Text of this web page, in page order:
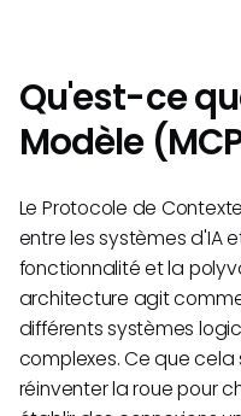
Qu'est-ce
Modèle
Le Protocole de
entre les systèmes d'IA
fonctionnalité et la
architecture agit
différents systèmes
complexes. Ce que cela
réinventer la roue pour